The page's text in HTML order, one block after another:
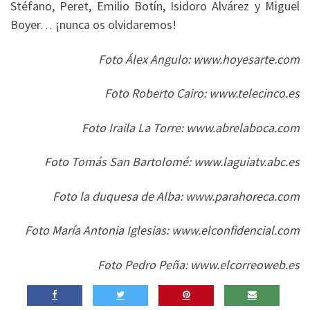
Stéfano, Peret, Emilio Botín, Isidoro Alvárez y Miguel
Boyer… ¡nunca os olvidaremos!
Foto Álex Angulo: www.hoyesarte.com
Foto Roberto Cairo: www.telecinco.es
Foto Iraila La Torre: www.abrelaboca.com
Foto Tomás San Bartolomé: www.laguiatv.abc.es
Foto la duquesa de Alba: www.parahoreca.com
Foto María Antonia Iglesias: www.elconfidencial.com
Foto Pedro Peña: www.elcorreoweb.es